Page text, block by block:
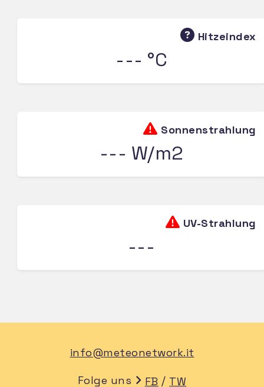
Hitzeindex
--- °C
Sonnenstrahlung
--- W/m2
UV-Strahlung
---
info@meteonetwork.it
Folge uns FB / TW